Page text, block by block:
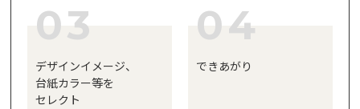
03
デザインイメージ、
台紙カラー等を
セレクト
04
できあがり